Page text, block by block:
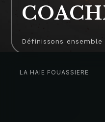
Définissons
LA HAIE FOUASSIERE